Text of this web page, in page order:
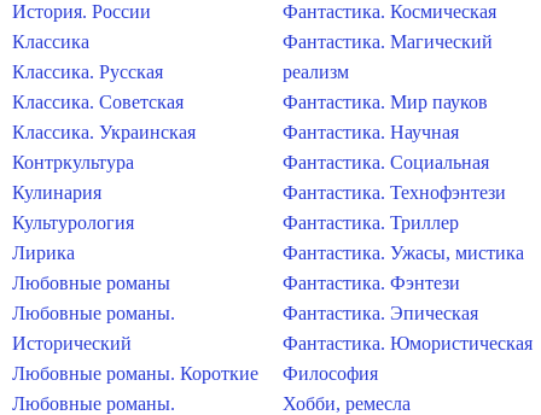
История. России
Классика
Классика. Русская
Классика. Советская
Классика. Украинская
Контркультура
Кулинария
Культурология
Лирика
Любовные романы
Любовные романы.
Исторический
Любовные романы. Короткие
Любовные романы.
Фантастика. Космическая
Фантастика. Магический
реализм
Фантастика. Мир пауков
Фантастика. Научная
Фантастика. Социальная
Фантастика. Технофэнтези
Фантастика. Триллер
Фантастика. Ужасы, мистика
Фантастика. Фэнтези
Фантастика. Эпическая
Фантастика. Юмористическая
Философия
Хобби, ремесла